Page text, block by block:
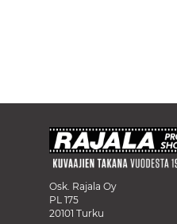
Osk. Rajala Oy
PL 175
20101 Turku